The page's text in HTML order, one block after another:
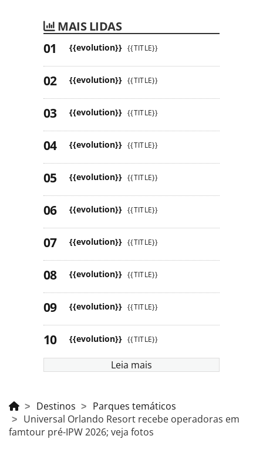
MAIS LIDAS
{{evolution}} {{TITLE}}
{{evolution}} {{TITLE}}
{{evolution}} {{TITLE}}
{{evolution}} {{TITLE}}
{{evolution}} {{TITLE}}
{{evolution}} {{TITLE}}
{{evolution}} {{TITLE}}
{{evolution}} {{TITLE}}
{{evolution}} {{TITLE}}
{{evolution}} {{TITLE}}
Leia mais
Destinos
Parques temáticos
Universal Orlando Resort recebe operadoras em
famtour pré-IPW 2026; veja fotos